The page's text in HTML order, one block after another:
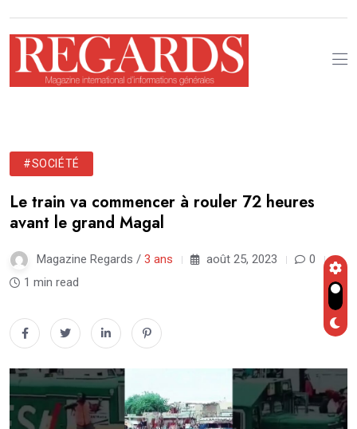
#SOCIÉTÉ
Le train va commencer à rouler 72 heures
avant le grand Magal
Magazine Regards / 3 ans août 25, 2023
0
1 min read